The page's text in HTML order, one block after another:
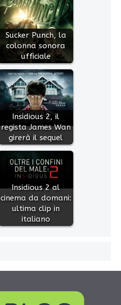
Sucker Punch, la
colonna sonora
ufficiale
Insidious 2, il
regista James Wan
girerà il sequel
Insidious 2 al
cinema da domani:
ultima clip in
italiano